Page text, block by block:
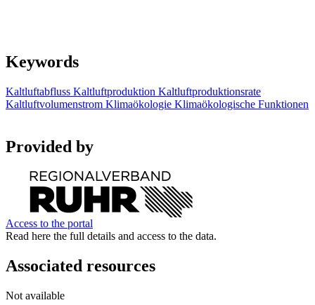
Keywords
Kaltluftabfluss Kaltluftproduktion Kaltluftproduktionsrate
Kaltluftvolumenstrom Klimaökologie Klimaökologische Funktionen
Provided by
Access to the portal
Read here the full details and access to the data.
Associated resources
Not available